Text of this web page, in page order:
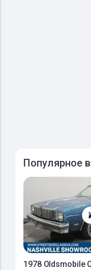
Популярное
1978 Oldsmobile